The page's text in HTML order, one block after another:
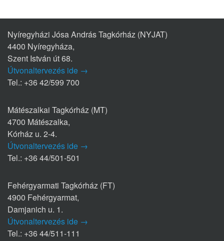
Nyíregyházi Jósa András Tagkórház (NYJAT)
4400 Nyíregyháza,
Szent István út 68.
Útvonaltervezés ide →
Tel.: +36 42/599 700
Mátészalkai Tagkórház (MT)
4700 Mátészalka,
Kórház u. 2-4.
Útvonaltervezés ide →
Tel.: +36 44/501-501
Fehérgyarmati Tagkórház (FT)
4900 Fehérgyarmat,
Damjanich u. 1.
Útvonaltervezés ide →
Tel.: +36 44/511-111